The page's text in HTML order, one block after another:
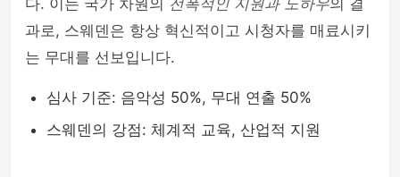
다. 이는 국가 차원의 전폭적인 지원과 노하우의 결
과로, 스웨덴은 항상 혁신적이고 시청자를 매료시키
는 무대를 선보입니다.
심사 기준: 음악성 50%, 무대 연출 50%
스웨덴의 강점: 체계적 교육, 산업적 지원